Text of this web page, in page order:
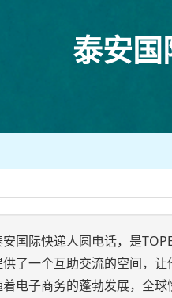
泰安
安国际快递人圆电话，是
了一个互助交流的空间，让
着电子商务的蓬勃发展，全